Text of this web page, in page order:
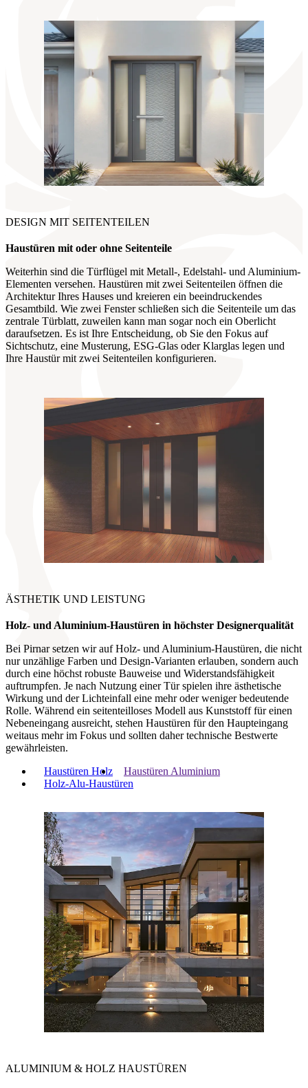
DESIGN MIT SEITENTEILEN
Haustüren mit oder ohne Seitenteile
Weiterhin sind die Türflügel mit Metall-, Edelstahl- und Aluminium-
Elementen versehen. Haustüren mit zwei Seitenteilen öffnen die
Architektur Ihres Hauses und kreieren ein beeindruckendes
Gesamtbild. Wie zwei Fenster schließen sich die Seitenteile um das
zentrale Türblatt, zuweilen kann man sogar noch ein Oberlicht
daraufsetzen. Es ist Ihre Entscheidung, ob Sie den Fokus auf
Sichtschutz, eine Musterung, ESG-Glas oder Klarglas legen und
Ihre Haustür mit zwei Seitenteilen konfigurieren.
ÄSTHETIK UND LEISTUNG
Holz- und Aluminium-Haustüren in höchster Designerqualität
Bei Pirnar setzen wir auf Holz- und Aluminium-Haustüren, die nicht
nur unzählige Farben und Design-Varianten erlauben, sondern auch
durch eine höchst robuste Bauweise und Widerstandsfähigkeit
auftrumpfen. Je nach Nutzung einer Tür spielen ihre ästhetische
Wirkung und der Lichteinfall eine mehr oder weniger bedeutende
Rolle. Während ein seitenteilloses Modell aus Kunststoff für einen
Nebeneingang ausreicht, stehen Haustüren für den Haupteingang
weitaus mehr im Fokus und sollten daher technische Bestwerte
gewährleisten.
Haustüren Holz
Haustüren Aluminium
Holz-Alu-Haustüren
ALUMINIUM & HOLZ HAUSTÜREN